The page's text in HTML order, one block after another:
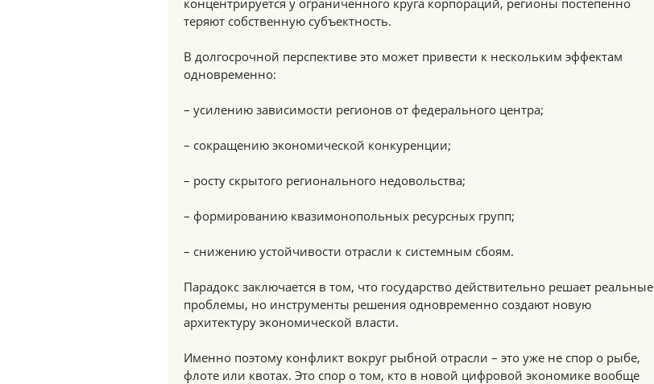
концентрируется у ограниченного круга корпораций, регионы постепенно
теряют собственную субъектность.
В долгосрочной перспективе это может привести к нескольким эффектам
одновременно:
– усилению зависимости регионов от федерального центра;
– сокращению экономической конкуренции;
– росту скрытого регионального недовольства;
– формированию квазимонопольных ресурсных групп;
– снижению устойчивости отрасли к системным сбоям.
Парадокс заключается в том, что государство действительно решает реальные
проблемы, но инструменты решения одновременно создают новую
архитектуру экономической власти.
Именно поэтому конфликт вокруг рыбной отрасли – это уже не спор о рыбе,
флоте или квотах. Это спор о том, кто в новой цифровой экономике вообще